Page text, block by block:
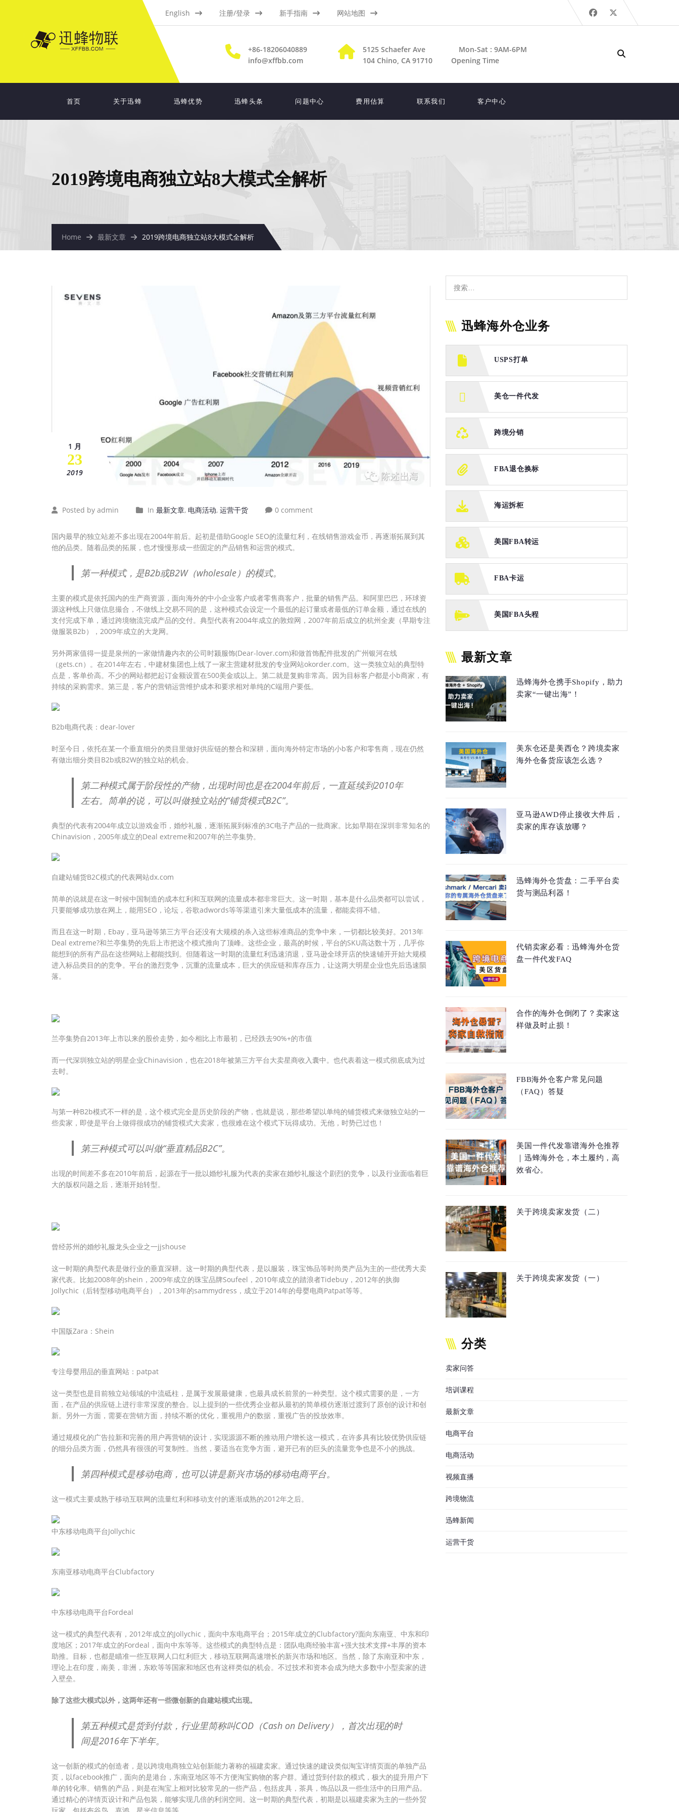
English 注册/登录 新手指南 网站地图
+86-18206040889
info@xffbb.com
5125 Schaefer Ave
104 Chino, CA 91710
Mon-Sat : 9AM-6PM
Opening Time
首页 关于迅蜂 迅蜂优势 迅蜂头条 问题中心 费用估算 联系我们 客户中心
2019跨境电商独立站8大模式全解析
Home 最新文章 2019跨境电商独立站8大模式全解析
1 月
23
2019
Posted by admin In 最新文章, 电商活动, 运营干货 0 comment
国内最早的独立站差不多出现在2004年前后。起初是借助Google SEO的流量红利，在线销售游戏金币，再逐渐拓展到其
他的品类。随着品类的拓展，也才慢慢形成一些固定的产品销售和运营的模式。
第一种模式，是B2b或B2W（wholesale）的模式。
主要的模式是依托国内的生产商资源，面向海外的中小企业客户或者零售商客户，批量的销售产品。和阿里巴巴，环球资
源这种线上只做信息撮合，不做线上交易不同的是，这种模式会设定一个最低的起订量或者最低的订单金额，通过在线的
支付完成下单，通过跨境物流完成产品的交付。典型代表有2004年成立的敦煌网，2007年前后成立的杭州全麦（早期专注
做服装B2b），2009年成立的大龙网。
另外两家值得一提是泉州的一家做情趣内衣的公司时颍服饰(Dear-lover.com)和做首饰配件批发的广州银河在线
（gets.cn）。在2014年左右，中建材集团也上线了一家主营建材批发的专业网站okorder.com。这一类独立站的典型特
点是，客单价高。不少的网站都把起订金额设置在500美金或以上。第二就是复购非常高。因为目标客户都是小b商家，有
持续的采购需求。第三是，客户的营销运营维护成本和要求相对单纯的C端用户要低。
B2b电商代表：dear-lover
时至今日，依托在某一个垂直细分的类目里做好供应链的整合和深耕，面向海外特定市场的小b客户和零售商，现在仍然
有做出细分类目B2b或B2W的独立站的机会。
第二种模式属于阶段性的产物，出现时间也是在2004年前后，一直延续到2010年
左右。简单的说，可以叫做独立站的“铺货模式B2C”。
典型的代表有2004年成立以游戏金币，婚纱礼服，逐渐拓展到标准的3C电子产品的一批商家。比如早期在深圳非常知名的
Chinavision，2005年成立的Deal extreme和2007年的兰亭集势。
自建站铺货B2C模式的代表网站dx.com
简单的说就是在这一时候中国制造的成本红利和互联网的流量成本都非常巨大。这一时期，基本是什么品类都可以尝试，
只要能够成功放在网上，能用SEO，论坛，谷歌adwords等等渠道引来大量低成本的流量，都能卖得不错。
而且在这一时期，Ebay，亚马逊等第三方平台还没有大规模的杀入这些标准商品的竞争中来，一切都比较美好。2013年
Deal extreme?和兰亭集势的先后上市把这个模式推向了顶峰。这些企业，最高的时候，平台的SKU高达数十万，几乎你
能想到的所有产品在这些网站上都能找到。但随着这一时期的流量红利迅速消退，亚马逊全球开店的快速铺开开始大规模
进入标品类目的的竞争。平台的激烈竞争，沉重的流量成本，巨大的供应链和库存压力，让这两大明星企业也先后迅速陨
落。
兰亭集势自2013年上市以来的股价走势，如今相比上市最初，已经跌去90%+的市值
而一代深圳独立站的明星企业Chinavision，也在2018年被第三方平台大卖星商收入囊中。也代表着这一模式彻底成为过
去时。
与第一种B2b模式不一样的是，这个模式完全是历史阶段的产物，也就是说，那些希望以单纯的铺货模式来做独立站的一
些卖家，即使是平台上做得很成功的铺货模式大卖家，也很难在这个模式下玩得成功。无他，时势已过也！
第三种模式可以叫做“垂直精品B2C”。
出现的时间差不多在2010年前后，起源在于一批以婚纱礼服为代表的卖家在婚纱礼服这个剧烈的竞争，以及行业面临着巨
大的版权问题之后，逐渐开始转型。
曾经苏州的婚纱礼服龙头企业之一jjshouse
这一时期的典型代表是做行业的垂直深耕。这一时期的典型代表，是以服装，珠宝饰品等时尚类产品为主的一些优秀大卖
家代表。比如2008年的shein，2009年成立的珠宝品牌Soufeel，2010年成立的踏浪者Tidebuy，2012年的执御
Jollychic（后转型移动电商平台），2013年的sammydress，成立于2014年的母婴电商Patpat等等。
中国版Zara：Shein
专注母婴用品的垂直网站：patpat
这一类型也是目前独立站领域的中流砥柱，是属于发展最健康，也最具成长前景的一种类型。这个模式需要的是，一方
面，在产品的供应链上进行非常深度的整合。以上提到的一些优秀企业都从最初的简单模仿逐渐过渡到了原创的设计和创
新。另外一方面，需要在营销方面，持续不断的优化，重视用户的数据，重视广告的投放效率。
通过规模化的广告拉新和完善的用户再营销的设计，实现源源不断的推动用户增长这一模式，在许多具有比较优势供应链
的细分品类方面，仍然具有很强的可复制性。当然，要适当在竞争方面，避开已有的巨头的流量竞争也是不小的挑战。
第四种模式是移动电商，也可以讲是新兴市场的移动电商平台。
这一模式主要成熟于移动互联网的流量红利和移动支付的逐渐成熟的2012年之后。
中东移动电商平台Jollychic
东南亚移动电商平台Clubfactory
中东移动电商平台Fordeal
这一模式的典型代表有，2012年成立的Jollychic，面向中东电商平台；2015年成立的Clubfactory?面向东南亚、中东和印
度地区；2017年成立的Fordeal，面向中东等等。这些模式的典型特点是：团队电商经验丰富+强大技术支撑+丰厚的资本
助推。目标，也都是瞄准一些互联网人口红利巨大，移动互联网高速增长的新兴市场和地区。当然，除了东南亚和中东，
理论上在印度，南美，非洲，东欧等等国家和地区也有这样类似的机会。不过技术和资本会成为绝大多数中小型卖家的进
入壁垒。
除了这些大模式以外，这两年还有一些微创新的自建站模式出现。
第五种模式是货到付款，行业里简称叫COD（Cash on Delivery），首次出现的时
间是2016年下半年。
这一创新的模式的创造者，是以跨境电商独立站创新能力著称的福建卖家。通过快速的建设类似淘宝详情页面的单独产品
页，以facebook推广，面向的是港台，东南亚地区等不方便淘宝购物的客户群。通过货到付款的模式，极大的提升用户下
单的转化率。销售的产品，则是在淘宝上相对比较常见的一些产品，包括皮具，茶具，饰品以及一些生活中的日用产品。
通过精心的详情页设计和产品包装，能够实现几倍的利润空间。这一时期的典型代表，初期是以福建卖家为主的一些外贸
迅蜂海外仓业务
USPS打单
美仓一件代发
跨境分销
FBA退仓换标
海运拆柜
美国FBA转运
FBA卡运
美国FBA头程
最新文章
迅蜂海外仓携手Shopify，助力
卖家“一键出海”！
美东仓还是美西仓？跨境卖家
海外仓备货应该怎么选？
亚马逊AWD停止接收大件后，
卖家的库存该放哪？
迅蜂海外仓货盘：二手平台卖
货与测品利器！
代销卖家必看：迅蜂海外仓货
盘一件代发FAQ
合作的海外仓倒闭了？卖家这
样做及时止损！
FBB海外仓客户常见问题
（FAQ）答疑
美国一件代发靠谱海外仓推荐
｜迅蜂海外仓，本土履约，高
效省心。
关于跨境卖家发货（二）
关于跨境卖家发货（一）
分类
卖家问答
培训课程
最新文章
电商平台
电商活动
视频直播
跨境物流
迅蜂新闻
运营干货